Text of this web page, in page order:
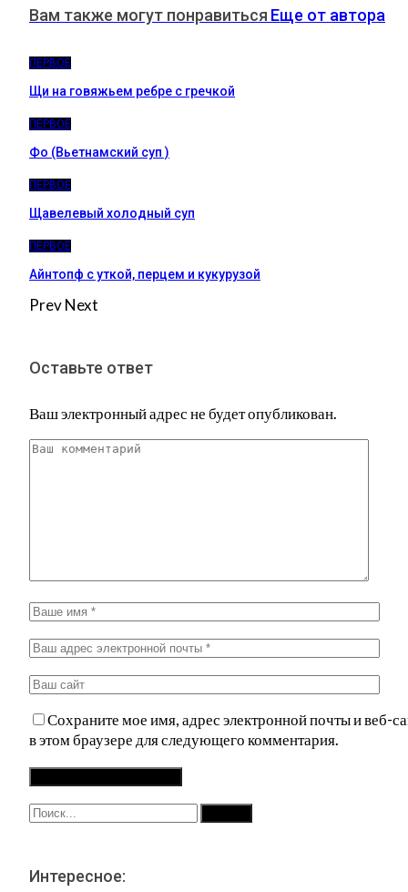
Вам также могут понравиться Еще от автора
ПЕРВОЕ
Щи на говяжьем ребре с гречкой
ПЕРВОЕ
Фо (Вьетнамский суп )
ПЕРВОЕ
Щавелевый холодный суп
ПЕРВОЕ
Айнтопф с уткой, перцем и кукурузой
PrevNext
Оставьте ответ
Ваш электронный адрес не будет опубликован.
Сохраните мое имя, адрес электронной почты и веб-
в этом браузере для следующего комментария.
Интересное: